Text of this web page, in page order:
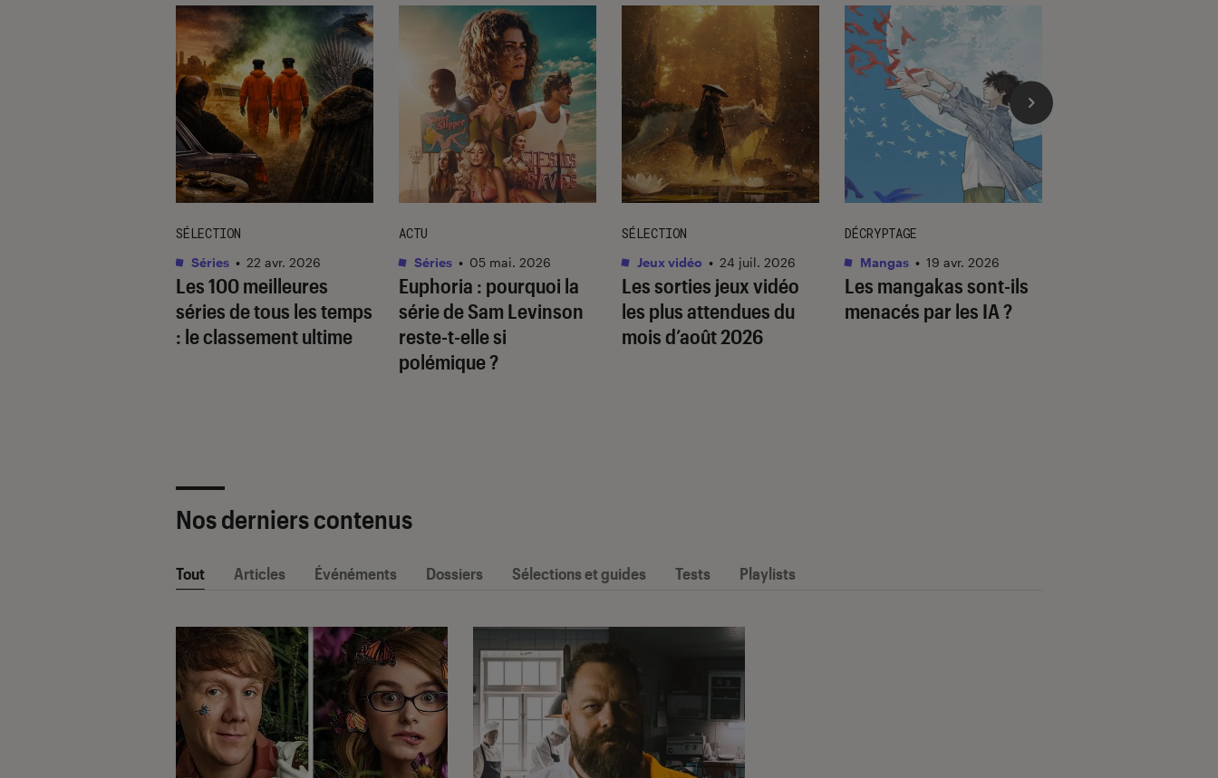
Les 100 meilleures
séries de tous les temps
: le classement ultime
SÉLECTION
Séries • 22 avr. 2026
Euphoria : pourquoi la
série de Sam Levinson
reste-t-elle si
polémique ?
ACTU
Séries • 05 mai. 2026
Les sorties jeux vidéo
les plus attendues du
mois d’août 2026
SÉLECTION
Jeux vidéo • 24 juil. 2026
Les mangakas sont-ils
menacés par les IA ?
DÉCRYPTAGE
Mangas • 19 avr. 2026
Nos derniers contenus
Tout Articles Événéments Dossiers Sélections et guides Tests Playlists